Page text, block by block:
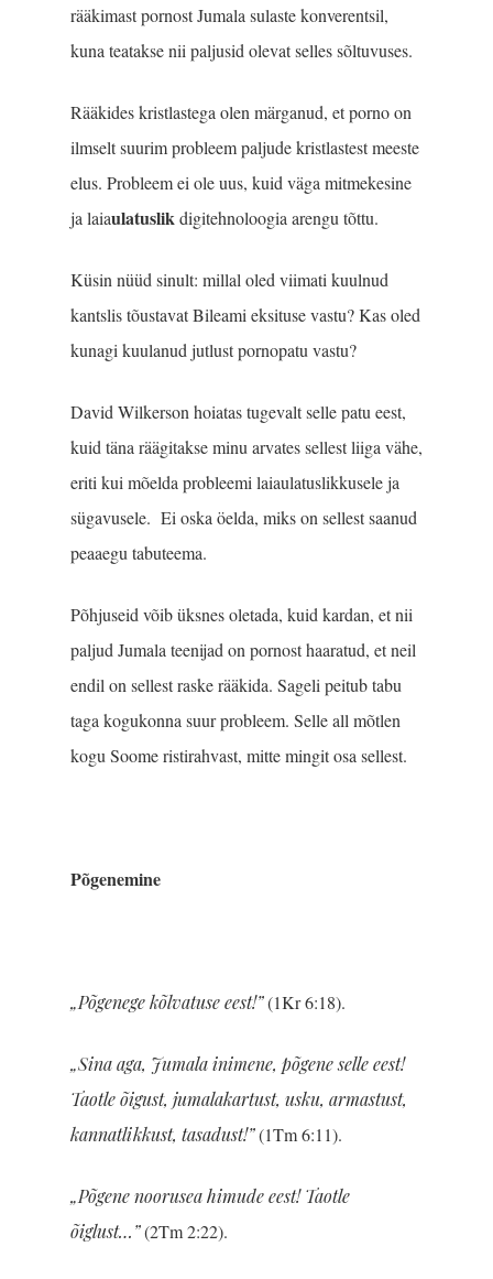
rääkimast pornost Jumala sulaste konverentsil,
kuna teatakse nii paljusid olevat selles sõltuvuses.
Rääkides kristlastega olen märganud, et porno on
ilmselt suurim probleem paljude kristlastest meeste
elus. Probleem ei ole uus, kuid väga mitmekesine
ja laiaulatuslikdigitehnoloogia arengu tõttu.
Küsin nüüd sinult: millal oled viimati kuulnud
kantslis tõustavat Bileami eksituse vastu? Kas oled
kunagi kuulanud jutlust pornopatu vastu?
David Wilkerson hoiatas tugevalt selle patu eest,
kuid täna räägitakse minu arvates sellest liiga vähe,
eriti kui mõelda probleemi laiaulatuslikkusele ja
sügavusele. Ei oska öelda, miks on sellest saanud
peaaegu tabuteema.
Põhjuseid võib üksnes oletada, kuid kardan, et nii
paljud Jumala teenijad on pornost haaratud, et neil
endil on sellest raske rääkida. Sageli peitub tabu
taga kogukonna suur probleem. Selle all mõtlen
kogu Soome ristirahvast, mitte mingit osa sellest.
Põgenemine
„Põgenege kõlvatuse eest!”(1Kr 6:18).
„Sina aga, Jumala inimene, põgene selle eest!
Taotle õigust, jumalakartust, usku, armastust,
kannatlikkust, tasadust!”(1Tm 6:11).
„Põgene noorusea himude eest! Taotle
õiglust…”(2Tm 2:22).